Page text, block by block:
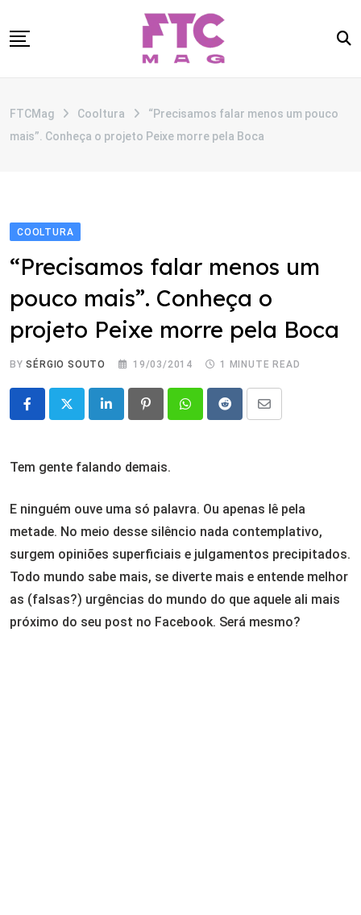
to
CATEGORIAS
FTCMag Cooltura
“Precisamos falar menos um pouco
mais”. Conheça o projeto Peixe morre pela Boca
COOLTURA
“Precisamos falar menos um
pouco mais”. Conheça o
projeto Peixe morre pela Boca
BYSÉRGIO SOUTO 19/03/2014 1 MINUTE READ
LinkedIn PinterestWhatsappRedditShare
Tem gente falando demais.
E ninguém ouve uma só palavra. Ou apenas lê pela
metade. No meio desse silêncio nada contemplativo,
surgem opiniões superficiais e julgamentos precipitados.
Todo mundo sabe mais, se diverte mais e entende melhor
as (falsas?) urgências do mundo do que aquele ali mais
próximo do seu post no Facebook. Será mesmo?